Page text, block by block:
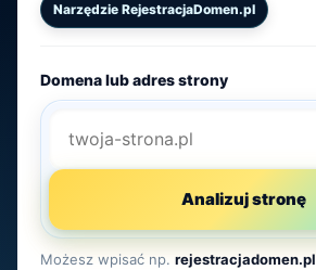
Narzędzie RejestracjaDomen.pl
Domena lub adres strony
Analizuj stronę
Możesz wpisać np. rejestracjadomen.pl